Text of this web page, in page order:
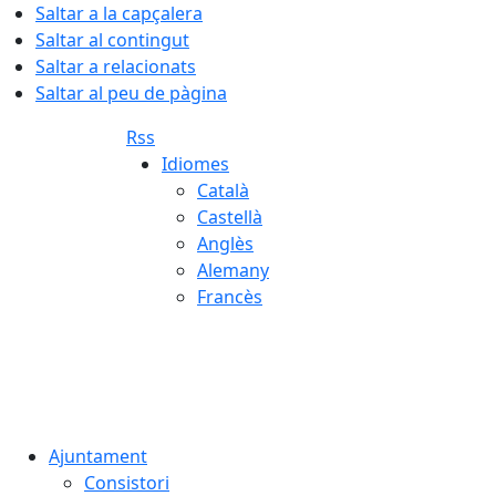
Saltar a la capçalera
Saltar al contingut
Saltar a relacionats
Saltar al peu de pàgina
Rss
Idiomes
Català
Castellà
Anglès
Alemany
Francès
Ajuntament
Consistori